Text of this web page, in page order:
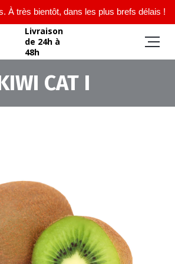
À très bientôt, dans les plus brefs délais !
Livraison
de 24h à
48h
CAT I